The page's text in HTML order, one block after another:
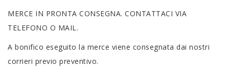
MERCE IN PRONTA CONSEGNA. CONTATTACI VIA
TELEFONO O MAIL.
A bonifico eseguito la merce viene consegnata dai nostri
corrieri previo preventivo.